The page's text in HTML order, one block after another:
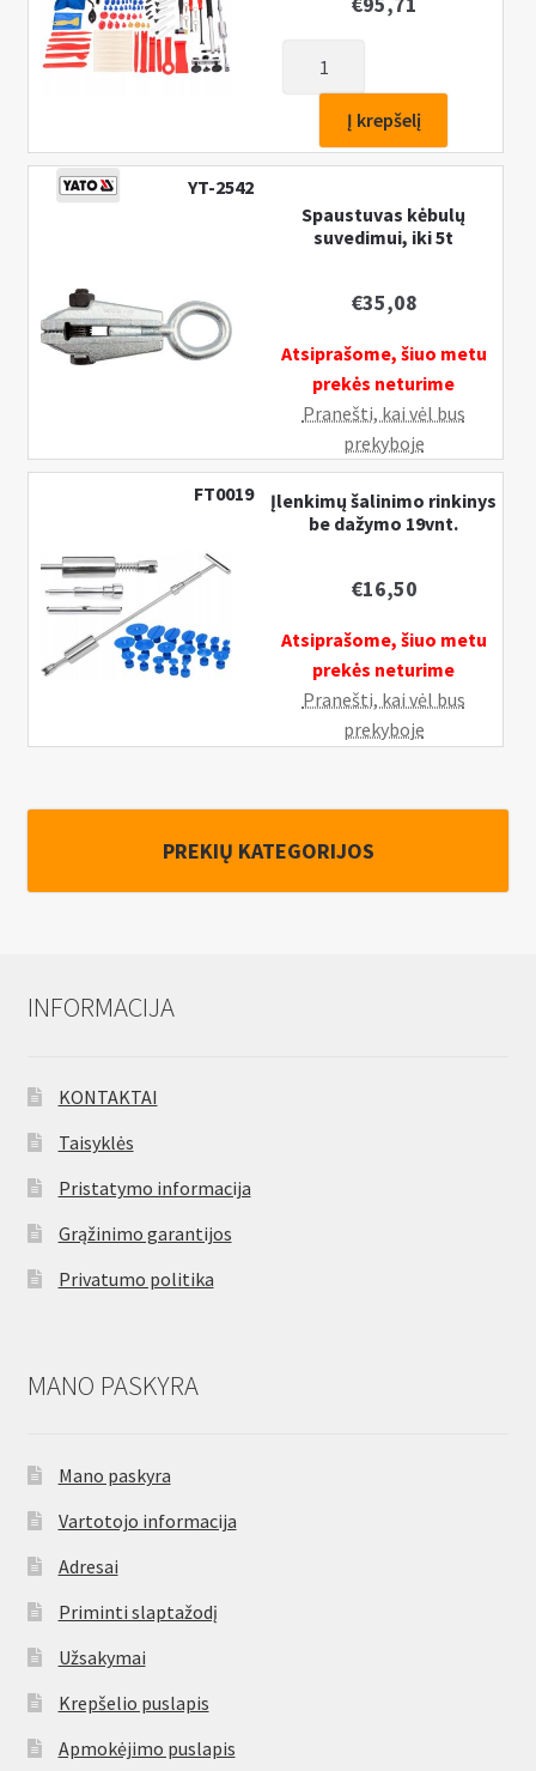
Įlenkimų
šalinimo
rinkinys
dažymo
Į krepšelį
YT-2542
Spaustuvas kėbulų
suvedimui, iki 5t
€35,08
Atsiprašome, šiuo metu
prekės neturime
Pranešti, kai vėl bus
prekyboje
FT0019
Įlenkimų šalinimo rinkinys
be dažymo 19vnt.
€16,50
Atsiprašome, šiuo metu
prekės neturime
Pranešti, kai vėl bus
prekyboje
PREKIŲ KATEGORIJOS
INFORMACIJA
KONTAKTAI
Taisyklės
Pristatymo informacija
Grąžinimo garantijos
Privatumo politika
MANO PASKYRA
Mano paskyra
Vartotojo informacija
Adresai
Priminti slaptažodį
Užsakymai
Krepšelio puslapis
Apmokėjimo puslapis